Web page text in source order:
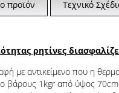
προϊόν Τεχνικό
ρητίνες
με αντικείμενο που η
βάρους 1kgr από ύψος